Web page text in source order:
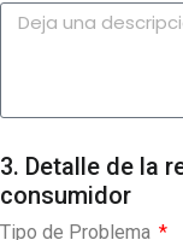
3. Detalle de la